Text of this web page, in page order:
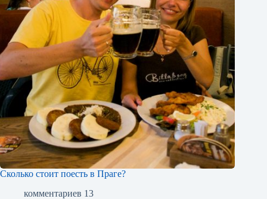
Сколько стоит поесть в Праге?
комментариев 13